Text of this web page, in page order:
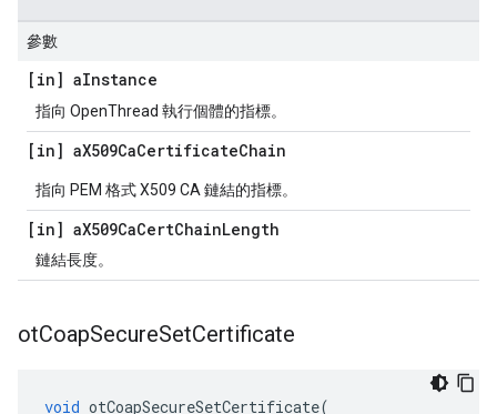
參數
[in] aInstance
指向 OpenThread 執行個體的指標。
[in] aX509CaCertificateChain
指向 PEM 格式 X509 CA 鏈結的指標。
[in] aX509CaCertChainLength
鏈結長度。
otCoapSecureSetCertificate
void otCoapSecureSetCertificate(